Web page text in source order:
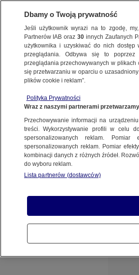
ŚWIAT
ofiar masakry
28.12.2012, 12:56Aktualizacja: 28.12.2012,
Udostępnij
FBI zatrzymało mieszkankę
zbierała w internecie datki jako
Dbamy o Twoją prywatność
Jeśli użytkownik wyrazi na to zgodę,
Partnerów IAB oraz30 innych Zaufanych
użytkownika i uzyskiwać do nich dostęp
przeglądania. Odbywa się to poprzez
przeglądania przechowywanych w
się przetwarzaniu w oparciu o
plików cookie i reklam”.
Polityka Prywatności
Wraz z naszymi partnerami
Przechowywanie informacji na
treści. Wykorzystywanie profili w celu
spersonalizowanych reklam.
spersonalizowanych reklam. Pomiar
kombinacji danych z różnych źródeł.
do wyboru reklam.
Lista partnerów (dostawców)